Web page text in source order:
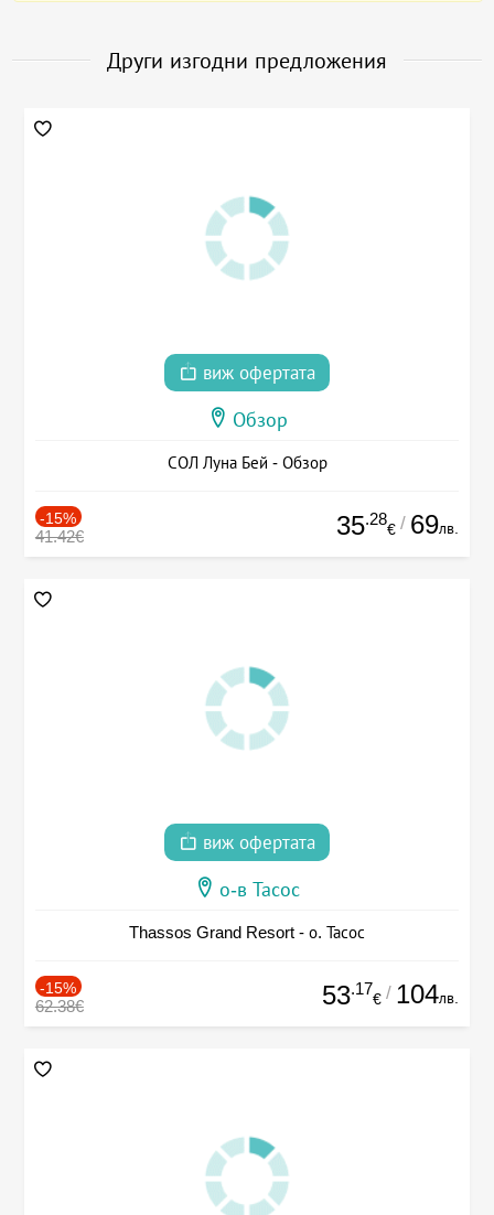
Други изгодни предложения
виж офертата
Обзор
СОЛ Луна Бей - Обзор
-15%
41.42€ 35.28
€ / 69лв.
виж офертата
о-в Тасос
Thassos Grand Resort - о. Тасос
-15%
62.38€ 53.17
€ / 104лв.